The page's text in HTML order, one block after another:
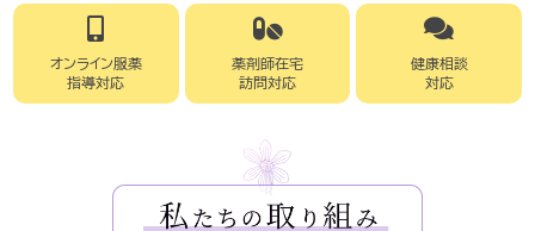
オンライン服薬
指導対応
薬剤師在宅
訪問対応
健康相談
対応